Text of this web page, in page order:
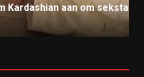
aan om sekstape